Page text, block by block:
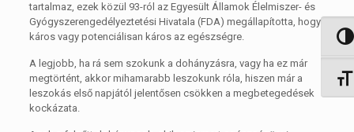
tartalmaz, ezek közül 93-ról az Egyesült Államok Élelmiszer- és
Gyógyszerengedélyeztetési Hivatala (FDA) megállapította, hogy
káros vagy potenciálisan káros az egészségre.
A legjobb, ha rá sem szokunk a dohányzásra, vagy ha ez már
megtörtént, akkor mihamarabb leszokunk róla, hiszen már a
leszokás első napjától jelentősen csökken a megbetegedések
kockázata.